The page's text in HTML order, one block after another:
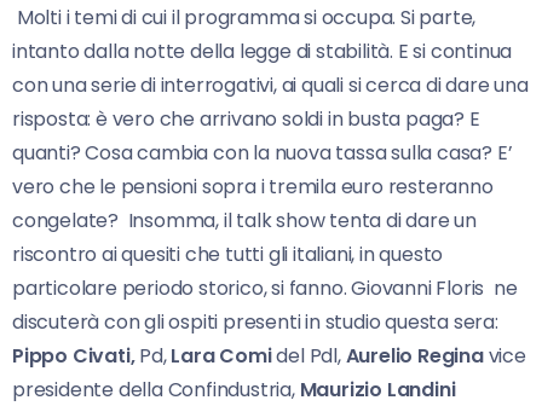
Molti i temi di cui il programma si occupa. Si parte,
intanto dalla notte della legge di stabilità. E si continua
con una serie di interrogativi, ai quali si cerca di dare una
risposta: è vero che arrivano soldi in busta paga? E
quanti? Cosa cambia con la nuova tassa sulla casa? E’
vero che le pensioni sopra i tremila euro resteranno
congelate? Insomma, il talk show tenta di dare un
riscontro ai quesiti che tutti gli italiani, in questo
particolare periodo storico, si fanno.Giovanni Floris ne
discuterà con gli ospiti presenti in studio questa sera:
Pippo Civati,Pd,Lara Comidel Pdl,Aurelio Reginavice
presidente della Confindustria,Maurizio Landini